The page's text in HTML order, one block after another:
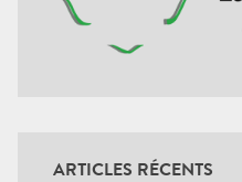
ARTICLES RÉCENTS